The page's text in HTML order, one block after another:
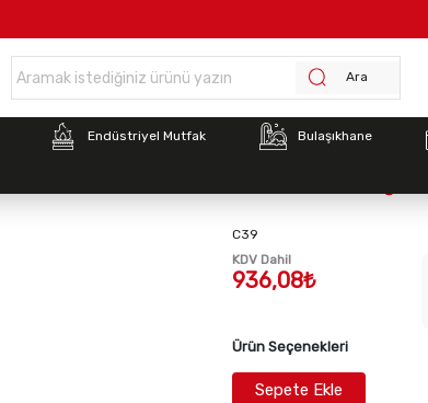
Ara
Endüstriyel Mutfak Bulaşıkhane
Stok Kodu:GAL-
D90D23L-DA-C16
C39
KDV Dahil
936,08₺
Ürün Seçenekleri
Sepete Ekle